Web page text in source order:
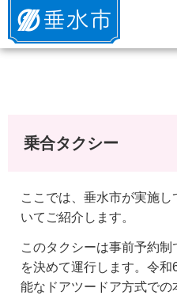
垂水市
乗合タクシー
ここでは、垂水市が実施
いてご紹介します。
このタクシーは事前予約
を決めて運行します。令
能なドアツードア方式での